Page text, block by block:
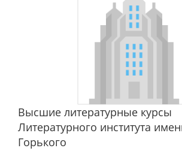
Высшие литературные курсы
Литературного института
Горького